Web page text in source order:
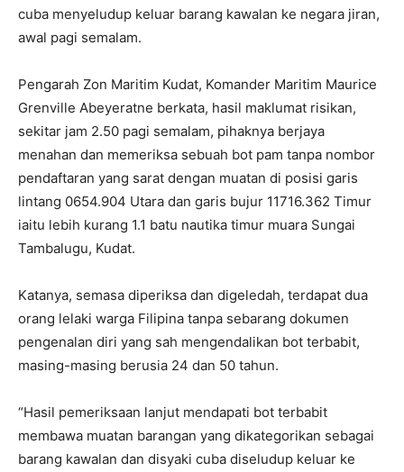
cuba menyeludup keluar barang kawalan ke negara jiran,
awal pagi semalam.
Pengarah Zon Maritim Kudat, Komander Maritim Maurice
Grenville Abeyeratne berkata, hasil maklumat risikan,
sekitar jam 2.50 pagi semalam, pihaknya berjaya
menahan dan memeriksa sebuah bot pam tanpa nombor
pendaftaran yang sarat dengan muatan di posisi garis
lintang 0654.904 Utara dan garis bujur 11716.362 Timur
iaitu lebih kurang 1.1 batu nautika timur muara Sungai
Tambalugu, Kudat.
Katanya, semasa diperiksa dan digeledah, terdapat dua
orang lelaki warga Filipina tanpa sebarang dokumen
pengenalan diri yang sah mengendalikan bot terbabit,
masing-masing berusia 24 dan 50 tahun.
“Hasil pemeriksaan lanjut mendapati bot terbabit
membawa muatan barangan yang dikategorikan sebagai
barang kawalan dan disyaki cuba diseludup keluar ke